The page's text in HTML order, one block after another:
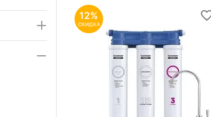
12%
СКИДКА